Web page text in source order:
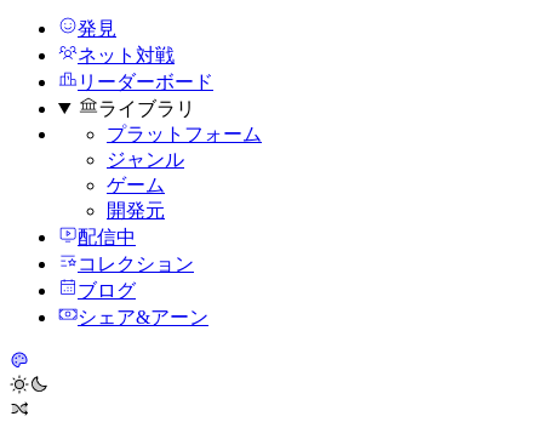
発見
ネット対戦
リーダーボード
ライブラリ
プラットフォーム
ジャンル
ゲーム
開発元
配信中
コレクション
ブログ
シェア&アーン